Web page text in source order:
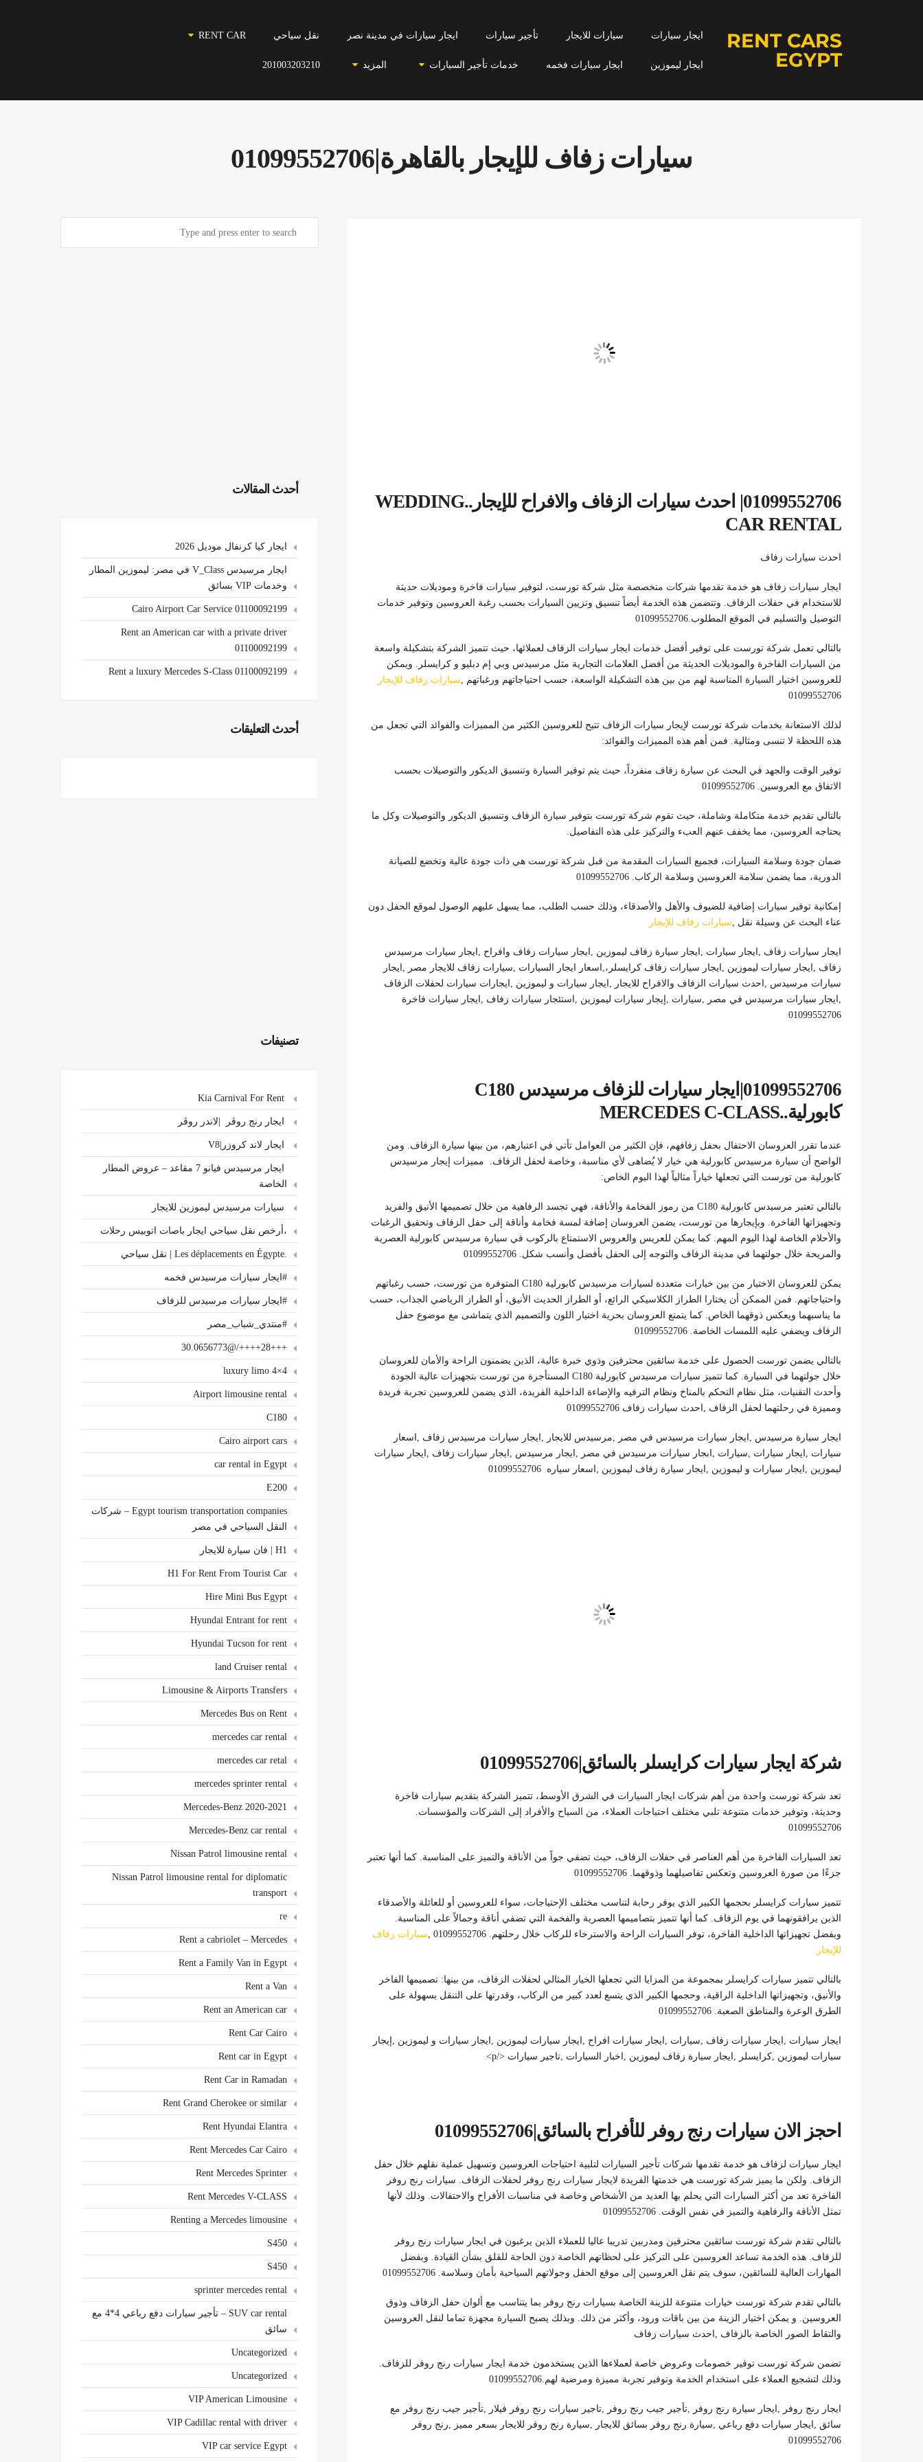
RENT CARS
EGYPT
ايجار سيارات سيارات للايجار تأجير سيارات ايجار سيارات في مدينة نصر نقل سياحي RENT CAR
ايجار ليموزين ايجار سيارات فخمه خدمات تأجير السيارات المزيد 201003203210
سيارات زفاف للإيجار بالقاهرة|01099552706
01099552706| احدث سيارات الزفاف والافراح للإيجار..WEDDING
CAR RENTAL
احدث سيارات زفاف
ايجار سيارات زفاف هو خدمة تقدمها شركات متخصصة مثل شركة تورست، لتوفير سيارات فاخرة وموديلات حديثة
للاستخدام في حفلات الزفاف. وتتضمن هذه الخدمة أيضاً تنسيق وتزيين السيارات بحسب رغبة العروسين وتوفير خدمات
التوصيل والتسليم في الموقع المطلوب.01099552706
بالتالي تعمل شركة تورست على توفير أفضل خدمات ايجار سيارات الزفاف لعملائها، حيث تتميز الشركة بتشكيلة واسعة
من السيارات الفاخرة والموديلات الحديثة من أفضل العلامات التجارية مثل مرسيدس وبي إم دبليو و كرايسلر. ويمكن
للعروسين اختيار السيارة المناسبة لهم من بين هذه التشكيلة الواسعة، حسب احتياجاتهم ورغباتهم , سيارات زفاف للإيجار
01099552706
لذلك الاستعانة بخدمات شركة تورست لإيجار سيارات الزفاف تتيح للعروسين الكثير من المميزات والفوائد التي تجعل من
هذه اللحظة لا تنسى ومثالية. فمن أهم هذه المميزات والفوائد:
توفير الوقت والجهد في البحث عن سيارة زفاف منفرداً، حيث يتم توفير السيارة وتنسيق الديكور والتوصيلات بحسب
الاتفاق مع العروسين. 01099552706
بالتالي تقديم خدمة متكاملة وشاملة، حيث تقوم شركة تورست بتوفير سيارة الزفاف وتنسيق الديكور والتوصيلات وكل ما
يحتاجه العروسين، مما يخفف عنهم العبء والتركيز على هذه التفاصيل.
ضمان جودة وسلامة السيارات، فجميع السيارات المقدمة من قبل شركة تورست هي ذات جودة عالية وتخضع للصيانة
الدورية، مما يضمن سلامة العروسين وسلامة الركاب. 01099552706
إمكانية توفير سيارات إضافية للضيوف والأهل والأصدقاء، وذلك حسب الطلب، مما يسهل عليهم الوصول لموقع الحفل دون
عناء البحث عن وسيلة نقل , سيارات زفاف للإيجار
ايجار سيارات زفاف ,ايجار سيارات ,ايجار سيارة زفاف ليموزين ,ايجار سيارات زفاف وافراح ,ايجار سيارات مرسيدس
زفاف ,ايجار سيارات ليموزين ,ايجار سيارات زفاف كرايسلر،,اسعار ايجار السيارات ,سيارات زفاف للايجار مصر ,ايجار
سيارات مرسيدس ,احدث سيارات الزفاف والافراح للايجار ,ايجار سيارات و ليموزين ,ايجارات سيارات لحفلات الزفاف
,ايجار سيارات مرسيدس في مصر ,سيارات ,إيجار سيارات ليموزين ,استئجار سيارات زفاف ,ايجار سيارات فاخرة
01099552706
01099552706|ايجار سيارات للزفاف مرسيدس C180
كابورلية..MERCEDES C-CLASS
عندما تقرر العروسان الاحتفال بحفل زفافهم، فإن الكثير من العوامل تأتي في اعتبارهم، من بينها سيارة الزفاف. ومن
الواضح أن سيارة مرسيدس كابورلية هي خيار لا يُضاهى لأي مناسبة، وخاصة لحفل الزفاف. مميزات إيجار مرسيدس
كابورلية من تورست التي تجعلها خياراً مثالياً لهذا اليوم الخاص:
بالتالي تعتبر مرسيدس كابورلية C180 من رموز الفخامة والأناقة، فهي تجسد الرفاهية من خلال تصميمها الأنيق والفريد
وتجهيزاتها الفاخرة. وبإيجارها من تورست، يضمن العروسان إضافة لمسة فخامة وأناقة إلى حفل الزفاف وتحقيق الرغبات
والأحلام الخاصة لهذا اليوم المهم. كما يمكن للعريس والعروس الاستمتاع بالركوب في سيارة مرسيدس كابورلية العصرية
والمريحة خلال جولتهما في مدينة الزفاف والتوجه إلى الحفل بأفضل وأنسب شكل. 01099552706
يمكن للعروسان الاختيار من بين خيارات متعددة لسيارات مرسيدس كابورلية C180 المتوفرة من تورست، حسب رغباتهم
واحتياجاتهم. فمن الممكن أن يختارا الطراز الكلاسيكي الرائع، أو الطراز الحديث الأنيق، أو الطراز الرياضي الجذاب، حسب
ما يناسبهما ويعكس ذوقهما الخاص. كما يتمتع العروسان بحرية اختيار اللون والتصميم الذي يتماشى مع موضوع حفل
الزفاف ويضفي عليه اللمسات الخاصة. 01099552706
بالتالي يضمن تورست الحصول على خدمة سائقين محترفين وذوي خبرة عالية، الذين يضمنون الراحة والأمان للعروسان
خلال جولتهما في السيارة. كما تتميز سيارات مرسيدس كابورلية C180 المستأجرة من تورست بتجهيزات عالية الجودة
وأحدث التقنيات، مثل نظام التحكم بالمناخ ونظام الترفيه والإضاءة الداخلية الفريدة، الذي يضمن للعروسين تجربة فريدة
ومميزة في رحلتهما لحفل الزفاف ,احدث سيارات زفاف 01099552706
ايجار سيارة مرسيدس ,ايجار سيارات مرسيدس في مصر ,مرسيدس للايجار ,ايجار سيارات مرسيدس زفاف ,اسعار
سيارات ,ايجار سيارات ,سيارات ,ابجار سيارات مرسيدس في مصر ,ايجار مرسيدس ,ايجار سيارات زفاف ,ايجار سيارات
ليموزين ,ايجار سيارات و ليموزين ,ايجار سيارة زفاف ليموزين ,اسعار سياره 01099552706
شركة ايجار سيارات كرايسلر بالسائق|01099552706
تعد شركة تورست واحدة من أهم شركات ايجار السيارات في الشرق الأوسط، تتميز الشركة بتقديم سيارات فاخرة
وحديثة، وتوفير خدمات متنوعة تلبي مختلف احتياجات العملاء، من السياح والأفراد إلى الشركات والمؤسسات.
01099552706
تعد السيارات الفاخرة من أهم العناصر في حفلات الزفاف، حيث تضفي جواً من الأناقة والتميز على المناسبة. كما أنها تعتبر
جزءًا من صورة العروسين وتعكس تفاصيلهما وذوقهما. 01099552706
تتميز سيارات كرايسلر بحجمها الكبير الذي يوفر رحابة لتناسب مختلف الإحتياجات، سواء للعروسين أو للعائلة والأصدقاء
الذين يرافقونهما في يوم الزفاف. كما أنها تتميز بتصاميمها العصرية والفخمة التي تضفي أناقة وجمالاً على المناسبة.
وبفضل تجهيزاتها الداخلية الفاخرة، توفر السيارات الراحة والاسترخاء للركاب خلال رحلتهم. 01099552706 ,
سيارات زفاف
للإيجار
بالتالي تتميز سيارات كرايسلر بمجموعة من المزايا التي تجعلها الخيار المثالي لحفلات الزفاف، من بينها: تصميمها الفاخر
والأنيق، وتجهيزاتها الداخلية الراقية، وحجمها الكبير الذي يتسع لعدد كبير من الركاب، وقدرتها على التنقل بسهولة على
الطرق الوعرة والمناطق الصعبة. 01099552706
ايجار سيارات ,ايجار سيارات زفاف ,سيارات ,ايجار سيارات افراح ,ايجار سيارات ليموزين ,ايجار سيارات و ليموزين ,إيجار
سيارات ليموزين ,كرايسلر ,ايجار سيارة زفاف ليموزين ,اخبار السيارات ,تاجير سيارات </p>
احجز الان سيارات رنج روفر للأفراح بالسائق|01099552706
ايجار سيارات لزفاف هو خدمة تقدمها شركات تأجير السيارات لتلبية احتياجات العروسين وتسهيل عملية نقلهم خلال حفل
الزفاف. ولكن ما يميز شركة تورست هي خدمتها الفريدة لايجار سيارات رنج روفر لحفلات الزفاف. سيارات رنج روفر
الفاخرة تعد من أكثر السيارات التي يحلم بها العديد من الأشخاص وخاصة في مناسبات الأفراح والاحتفالات. وذلك لأنها
تمثل الأناقة والرفاهية والتميز في نفس الوقت. 01099552706
بالتالي تقدم شركة تورست سائقين محترفين ومدربين تدريبا عاليا للعملاء الذين يرغبون في ايجار سيارات رنج روفر
للزفاف. هذه الخدمة تساعد العروسين على التركيز على لحظاتهم الخاصة دون الحاجة للقلق بشأن القيادة. وبفضل
المهارات العالية للسائقين، سوف يتم نقل العروسين إلى موقع الحفل وجولاتهم السياحية بأمان وسلاسة. 01099552706
بالتالي تقدم شركة تورست خيارات متنوعة للزينة الخاصة بسيارات رنج روفر بما يتناسب مع ألوان حفل الزفاف وذوق
العروسين. و يمكن اختيار الزينة من بين باقات ورود، وأكثر من ذلك. وبذلك يصبح السيارة مجهزة تماما لنقل العروسين
والتقاط الصور الخاصة بالزفاف ,احدث سيارات زفاف
تضمن شركة تورست توفير خصومات وعروض خاصة لعملاءها الذين يستخدمون خدمة ايجار سيارات رنج روفر للزفاف.
وذلك لتشجيع العملاء على استخدام الخدمة وتوفير تجربة مميزة ومرضية لهم.01099552706
ايجار رنج روفر ,ايجار سيارة رنج روفر ,تأجير جيب رنج روفر ,تاجير سيارات رنج روفر فيلار ,تأجير جيب رنج روفر مع
سائق ,ايجار سيارات دفع رباعي ,سيارة رنج روفر بسائق للايجار ,سيارة رنج روفر للايجار بسعر مميز ,رنج روفر
01099552706
أحدث المقالات
ايجار كيا كرنفال موديل 2026
ايجار مرسيدس V_Class في مصر: ليموزين المطار
وخدمات VIP بسائق
Cairo Airport Car Service 01100092199
Rent an American car with a private driver
01100092199
Rent a luxury Mercedes S-Class 01100092199
أحدث التعليقات
تصنيفات
ايجار رنج روڤر |لاندر روڤر
ايجار لاند كروزر|V8
ايجار مرسيدس فيانو 7 مقاعد – عروض المطار
الخاصة
سيارات مرسيدس ليموزين للايجار
،أرخص نقل سياحي ايجار باصات اتوبيس رحلات
.Les déplacements en Égypte | نقل سياحي
#ايجار سيارات مرسيدس فخمه
#ايجار سيارات مرسيدس للزفاف
#منتدي_شباب_مصر
+++28++++/@30.0656773
4×4 luxury limo
Airport limousine rental
C180
Cairo airport cars
car rental in Egypt
E200
Egypt tourism transportation companies – شركات
النقل السياحي في مصر
H1 | فان سيارة للايجار
H1 For Rent From Tourist Car
Hire Mini Bus Egypt
Hyundai Entrant for rent
Hyundai Tucson for rent
land Cruiser rental
Limousine & Airports Transfers
Mercedes Bus on Rent
mercedes car rental
mercedes car retal
mercedes sprinter rental
Mercedes-Benz 2020-2021
Mercedes-Benz car rental
Nissan Patrol limousine rental
Nissan Patrol limousine rental for diplomatic
transport
re
Rent a cabriolet – Mercedes
Rent a Family Van in Egypt
Rent a Van
Rent an American car
Rent Car Cairo
Rent car in Egypt
Rent Car in Ramadan
Rent Grand Cherokee or similar
Rent Hyundai Elantra
Rent Mercedes Car Cairo
Rent Mercedes Sprinter
Rent Mercedes V-CLASS
Renting a Mercedes limousine
S450
S450
sprinter mercedes rental
SUV car rental – تأجير سيارات دفع رباعي 4*4 مع
سائق
Uncategorized
Uncategorized
VIP American Limousine
VIP Cadillac rental with driver
VIP car service Egypt